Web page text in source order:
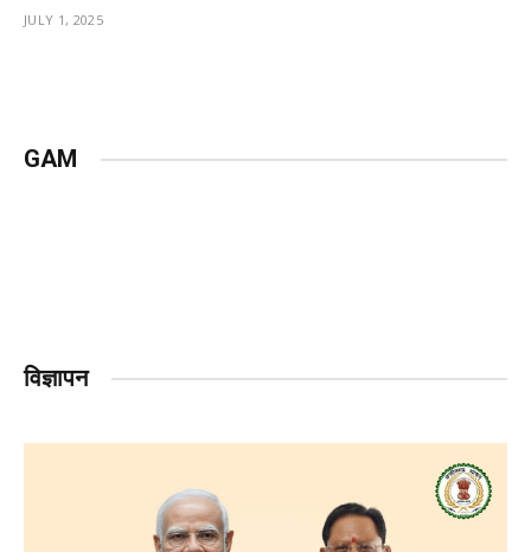
JULY 1, 2025
GAM
विज्ञापन